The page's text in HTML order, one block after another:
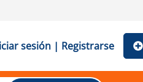
sesión | Registrarse